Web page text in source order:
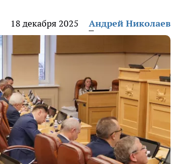
18 декабря 2025 Андрей Николаев